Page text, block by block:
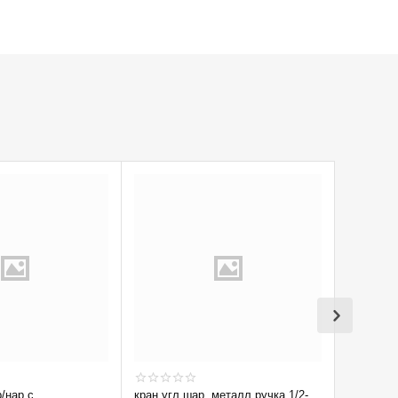
нар с кран угл шар. металл.ручка 1/2-